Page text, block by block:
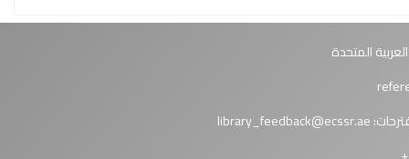
المتحدة
library_feedback@ecssr.ae